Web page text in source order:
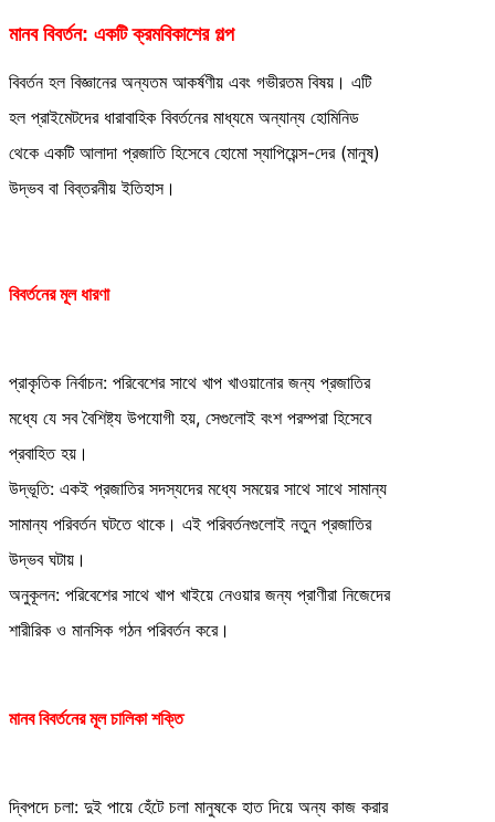
মানব বিবর্তন: একটি ক্রমবিকাশের গল্প
বিবর্তন হল বিজ্ঞানের অন্যতম আকর্ষণীয় এবং গভীরতম বিষয়। এটি
হল প্রাইমেটদের ধারাবাহিক বিবর্তনের মাধ্যমে অন্যান্য হোমিনিড
থেকে একটি আলাদা প্রজাতি হিসেবে হোমো স্যাপিয়েন্স-দের (মানুষ)
উদ্ভব বা বিব্তরনীয় ইতিহাস।
বিবর্তনের মূল ধারণা
প্রাকৃতিক নির্বাচন: পরিবেশের সাথে খাপ খাওয়ানোর জন্য প্রজাতির
মধ্যে যে সব বৈশিষ্ট্য উপযোগী হয়, সেগুলোই বংশ পরম্পরা হিসেবে
প্রবাহিত হয়।
উদ্ভূতি: একই প্রজাতির সদস্যদের মধ্যে সময়ের সাথে সাথে সামান্য
সামান্য পরিবর্তন ঘটতে থাকে। এই পরিবর্তনগুলোই নতুন প্রজাতির
উদ্ভব ঘটায়।
অনুকূলন: পরিবেশের সাথে খাপ খাইয়ে নেওয়ার জন্য প্রাণীরা নিজেদের
শারীরিক ও মানসিক গঠন পরিবর্তন করে।
মানব বিবর্তনের মূল চালিকা শক্তি
দ্বিপদে চলা: দুই পায়ে হেঁটে চলা মানুষকে হাত দিয়ে অন্য কাজ করার